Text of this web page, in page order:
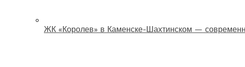
ЖК «Королев» в Каменске-Шахтинском —